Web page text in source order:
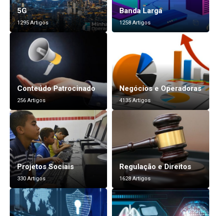
5G
1295 Artigos
Banda Larga
1258 Artigos
Conteúdo Patrocinado
256 Artigos
Negócios e Operadoras
4135 Artigos
Projetos Sociais
330 Artigos
Regulação e Direitos
1628 Artigos